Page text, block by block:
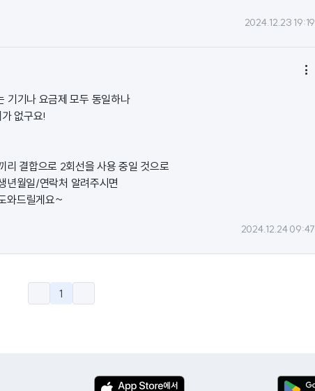
2024.12.23 19:19

기나 요금제 모두 동일하나
없구요!
결합으로 2회선을 사용 중일 것으로
년월일/연락처 알려주시면
와드릴게요~
2024.12.24 09:47
1